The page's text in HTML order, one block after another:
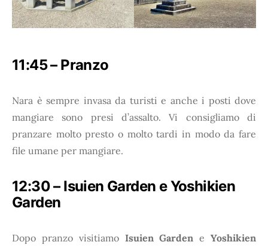
11:45 – Pranzo
Nara è sempre invasa da turisti e anche i posti dove
mangiare sono presi d’assalto. Vi consigliamo di
pranzare molto presto o molto tardi in modo da fare
file umane per mangiare.
12:30 – Isuien Garden e Yoshikien
Garden
Dopo pranzo visitiamo Isuien Garden eYoshikien